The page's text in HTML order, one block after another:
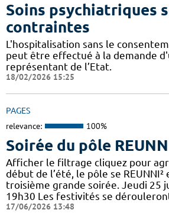
Soins psychiatriques
contraintes
L'hospitalisation sans le
peut être effectué à la demande
représentant de l’Etat.
18/02/2026 15:25
PAGES
relevance: 100%
Soirée du pôle
Afficher le filtrage cliquez pour
début de l’été, le pôle se REUNNI²
troisième grande soirée. Jeudi 25
19h30 Les festivités se
17/06/2026 13:48